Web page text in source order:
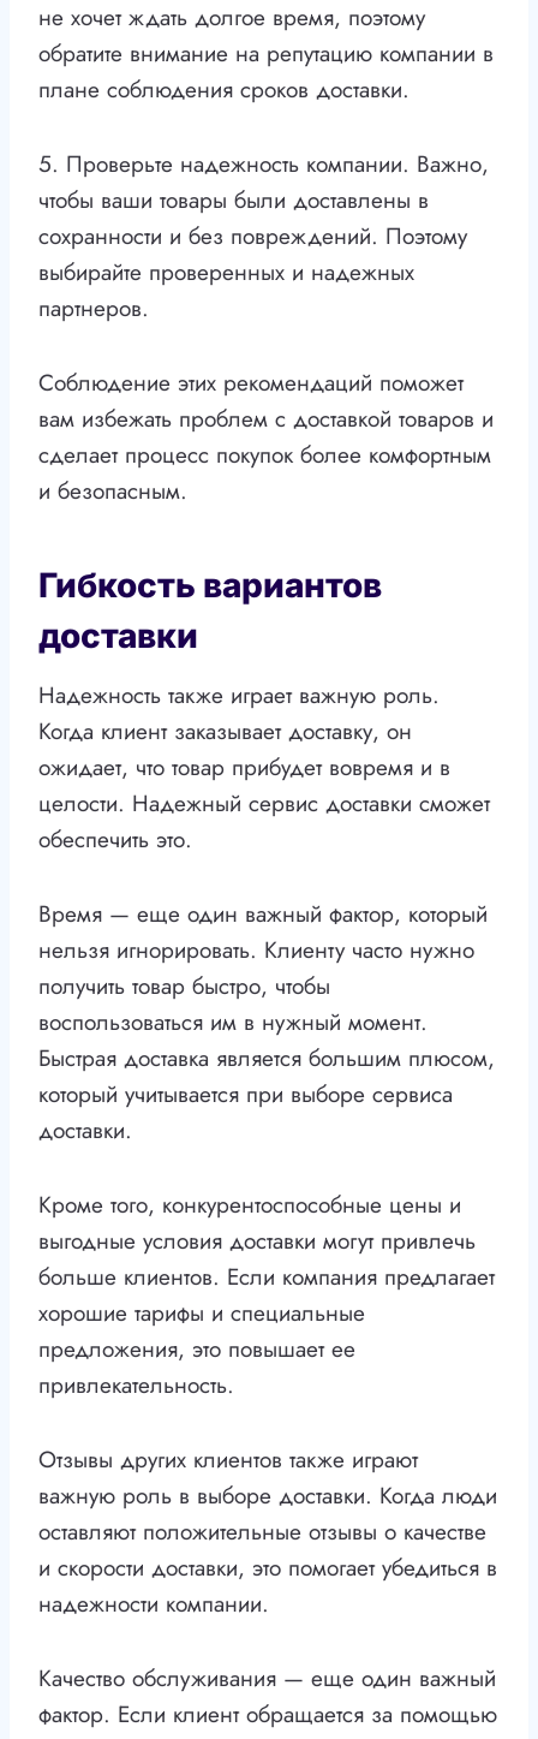
не хочет ждать долгое время, поэтому
обратите внимание на репутацию компании в
плане соблюдения сроков доставки.
5. Проверьте надежность компании. Важно,
чтобы ваши товары были доставлены в
сохранности и без повреждений. Поэтому
выбирайте проверенных и надежных
партнеров.
Соблюдение этих рекомендаций поможет
вам избежать проблем с доставкой товаров и
сделает процесс покупок более комфортным
и безопасным.
Гибкость вариантов
доставки
Надежность также играет важную роль.
Когда клиент заказывает доставку, он
ожидает, что товар прибудет вовремя и в
целости. Надежный сервис доставки сможет
обеспечить это.
Время — еще один важный фактор, который
нельзя игнорировать. Клиенту часто нужно
получить товар быстро, чтобы
воспользоваться им в нужный момент.
Быстрая доставка является большим плюсом,
который учитывается при выборе сервиса
доставки.
Кроме того, конкурентоспособные цены и
выгодные условия доставки могут привлечь
больше клиентов. Если компания предлагает
хорошие тарифы и специальные
предложения, это повышает ее
привлекательность.
Отзывы других клиентов также играют
важную роль в выборе доставки. Когда люди
оставляют положительные отзывы о качестве
и скорости доставки, это помогает убедиться в
надежности компании.
Качество обслуживания — еще один важный
фактор. Если клиент обращается за помощью